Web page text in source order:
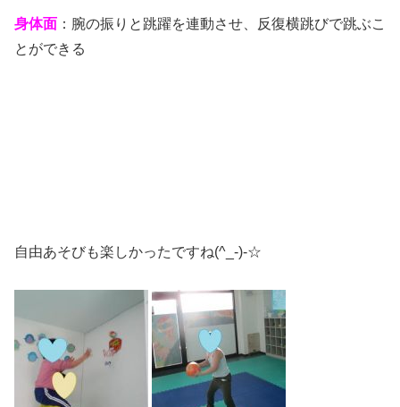
身体面 ：腕の振りと跳躍を連動させ、反復横跳びで跳ぶこ
とができる
自由あそびも楽しかったですね(^_-)-☆